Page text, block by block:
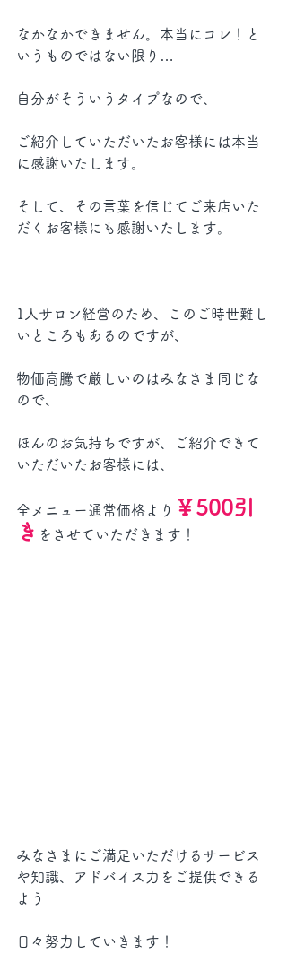
なかなかできません。本当にコレ！と
いうものではない限り…
自分がそういうタイプなので、
ご紹介していただいたお客様には本当
に感謝いたします。
そして、その言葉を信じてご来店いた
だくお客様にも感謝いたします。
1人サロン経営のため、このご時世難し
いところもあるのですが、
物価高騰で厳しいのはみなさま同じな
ので、
ほんのお気持ちですが、ご紹介できて
いただいたお客様には、
全メニュー通常価格より ￥500引
き をさせていただきます！
みなさまにご満足いただけるサービス
や知識、アドバイス力をご提供できる
よう
日々努力していきます！